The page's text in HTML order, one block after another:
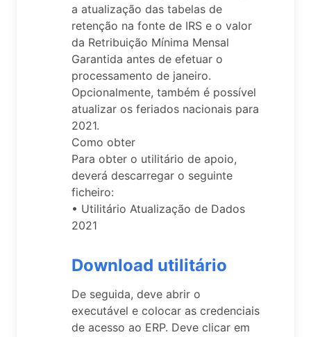
a atualização das tabelas de
retenção na fonte de IRS e o valor
da Retribuição Mínima Mensal
Garantida antes de efetuar o
processamento de janeiro.
Opcionalmente, também é possível
atualizar os feriados nacionais para
2021.
Como obter
Para obter o utilitário de apoio,
deverá descarregar o seguinte
ficheiro:
• Utilitário Atualização de Dados
2021
Download utilitário
De seguida, deve abrir o
executável e colocar as credenciais
de acesso ao ERP. Deve clicar em